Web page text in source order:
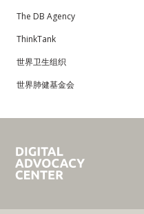
The DB Agency
ThinkTank
世界卫生组织
世界肺健基金会
for